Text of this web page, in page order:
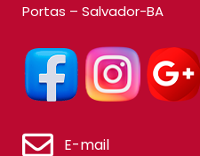
Portas – Salvador-BA
E-mail